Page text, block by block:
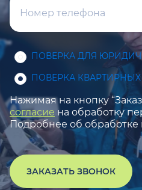
ПОВЕРКА ДЛЯ
ПОВЕРКА
Нажимая на кнопку
согласие на обработку
Подробнее об обработке
ЗАКАЗАТЬ ЗВОНОК